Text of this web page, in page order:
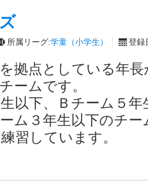
所属リーグ:学童（小学生） 登録
拠点としている年
ームです。
以下、Ｂチーム５
ム３年生以下のチ
習しています。